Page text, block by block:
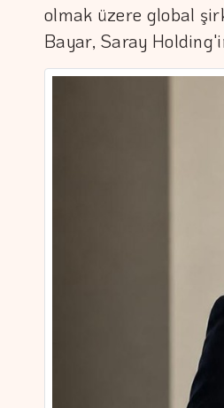
olmak üzere global
Bayar, Saray